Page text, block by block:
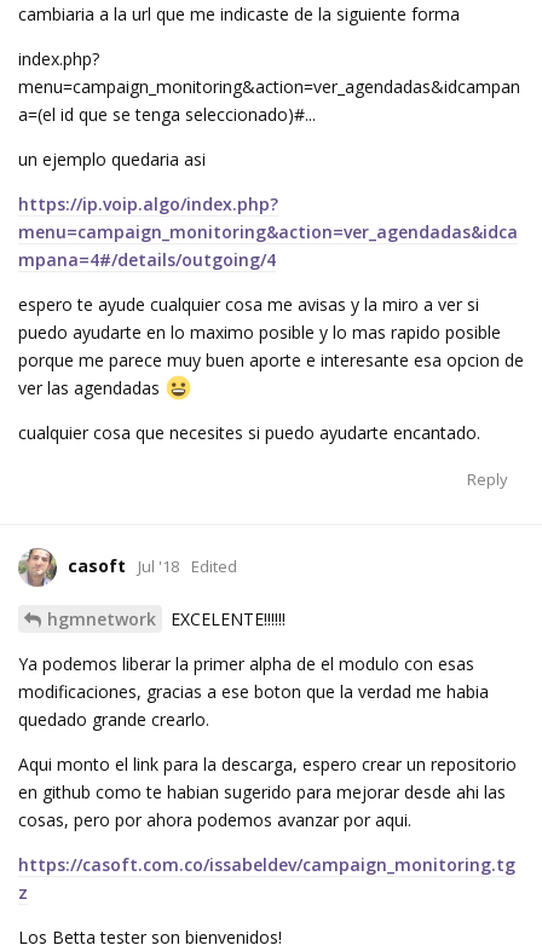
cambiaria a la url que me indicaste de la siguiente forma
index.php?
menu=campaign_monitoring&action=ver_agendadas&idcampan
a=(el id que se tenga seleccionado)#...
un ejemplo quedaria asi
https://ip.voip.algo/index.php?
menu=campaign_monitoring&action=ver_agendadas&idca
mpana=4#/details/outgoing/4
espero te ayude cualquier cosa me avisas y la miro a ver si
puedo ayudarte en lo maximo posible y lo mas rapido posible
porque me parece muy buen aporte e interesante esa opcion de
ver las agendadas
cualquier cosa que necesites si puedo ayudarte encantado.
Reply
casoft Jul '18 Edited
hgmnetwork
EXCELENTE!!!!!!
Ya podemos liberar la primer alpha de el modulo con esas
modificaciones, gracias a ese boton que la verdad me habia
quedado grande crearlo.
Aqui monto el link para la descarga, espero crear un repositorio
en github como te habian sugerido para mejorar desde ahi las
cosas, pero por ahora podemos avanzar por aqui.
https://casoft.com.co/issabeldev/campaign_monitoring.tg
z
Los Betta tester son bienvenidos!